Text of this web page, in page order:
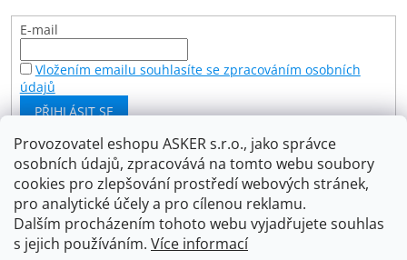
Provozovatel eshopu ASKER s.r.o., jako správce
osobních údajů, zpracovává na tomto webu soubory
cookies pro zlepšování prostředí webových stránek,
pro analytické účely a pro cílenou reklamu.
Dalším procházením tohoto webu vyjadřujete souhlas
s jejich používáním. Více informací
E-mail
Vložením emailu souhlasíte se zpracováním osobních
údajů
PŘIHLÁSIT SE
Facebook